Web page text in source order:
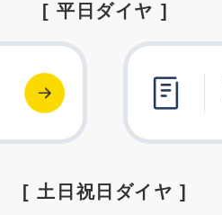
[ 平日ダイヤ ]
[ 土日祝日ダイヤ ]